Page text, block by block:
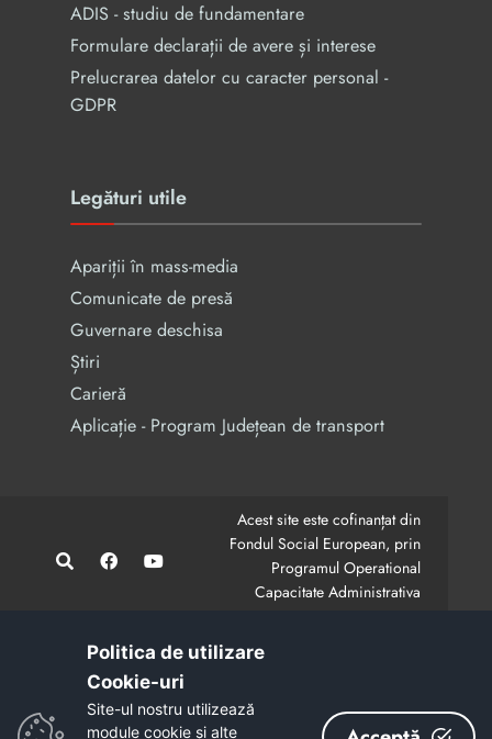
ADIS - studiu de fundamentare
Formulare declarații de avere și interese
Prelucrarea datelor cu caracter personal -
GDPR
Legături utile
Apariții în mass-media
Comunicate de presă
Guvernare deschisa
Știri
Carieră
Aplicație - Program Județean de transport
Acest site este cofinanțat din
Fondul Social European, prin
Programul Operational
Capacitate Administrativa
CodMySmis/Sipoca: 128880/652;
Conținutul acestui site web nu reprezintă în mod
obligatoriu poziția oficială a Uniunii Europene.
Politica de utilizare
Cookie-uri‎
Site-ul nostru utilizează
module cookie și alte